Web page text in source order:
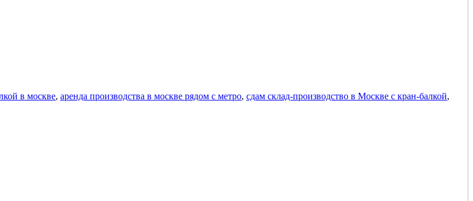
в москве, аренда производства в москве рядом с метро, сдам склад-производство в Москве с кран-балкой,